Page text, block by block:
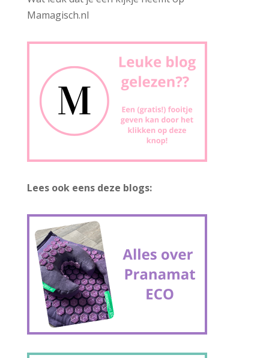
Mamagisch.nl
Lees ook eens deze blogs: